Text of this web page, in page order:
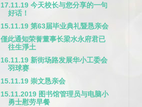
17.11.19 今天校长与您分享的一句
好话！
15.11.19 第63届毕业典礼暨恳亲会
僅此通知荣誉董事长梁水永府君已
往生淨土
16.11.19 新街场路发展华小工委会
羽球赛
15.11.19 崇文恳亲会
15.11.2019 图书馆管理员与电脑小
勇士慰劳早餐